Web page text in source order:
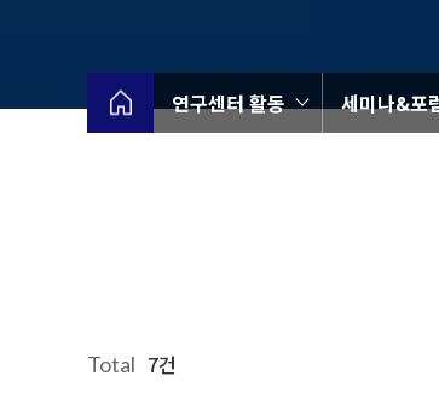
연구센터 활동 세미나&포
Total 7건